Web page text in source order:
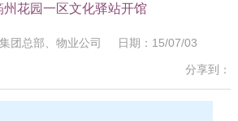
州花园一区文化驿站开馆
团总部、物业公司 日期：15/07/03
分享到：